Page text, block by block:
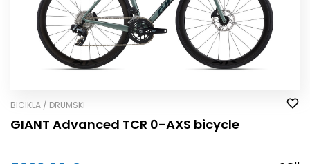
BICIKLA / DRUMSKI
GIANT Advanced TCR 0-AXS bicycle